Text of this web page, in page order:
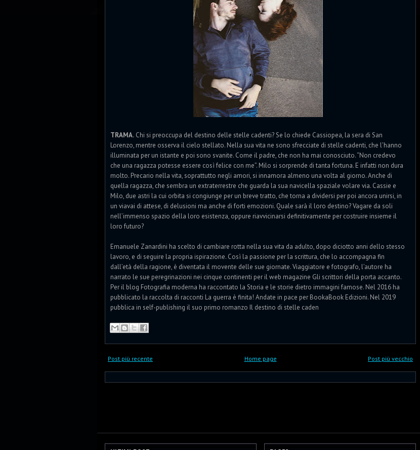
TRAMA. Chi si preoccupa del destino delle stelle cadenti? Se lo chiede Cassiopea, la sera di San
Lorenzo, mentre osserva il cielo stellato. Nella sua vita ne sono sfrecciate di stelle cadenti, che l’hanno
illuminata per un istante e poi sono svanite. Come il padre, che non ha mai conosciuto. “Non credevo
che una ragazza potesse essere così felice con me”. Milo si sorprende di tanta fortuna. E infatti non dura
molto. Precario nella vita, soprattutto negli amori, si innamora almeno una volta al giorno. Anche di
quella ragazza, che sembra un extraterrestre che guarda la sua navicella spaziale volare via. Cassie e
Milo, due astri la cui orbita si congiunge per un breve tratto, che torna a dividersi per poi ancora unirsi, in
un viavai di attese, di delusioni ma anche di forti emozioni. Quale sarà il loro destino? Vagare da soli
nell’immenso spazio della loro esistenza, oppure riavvicinarsi definitivamente per costruire insieme il
loro futuro?
Emanuele Zanardini ha scelto di cambiare rotta nella sua vita da adulto, dopo diciotto anni dello stesso
lavoro, e di seguire la propria ispirazione. Così la passione per la scrittura, che lo accompagna fin
dall’età della ragione, è diventata il movente delle sue giornate. Viaggiatore e fotografo, l’autore ha
narrato le sue peregrinazioni nei cinque continenti per il web magazine Gli scrittori della porta accanto.
Per il blog Fotografia moderna ha raccontato la Storia e le storie dietro immagini famose. Nel 2016 ha
pubblicato la raccolta di racconti La guerra è finita! Andate in pace per BookaBook Edizioni. Nel 2019
pubblica in self-publishing il suo primo romanzo Il destino di stelle caden
Post più recente Post più vecchio
Home page